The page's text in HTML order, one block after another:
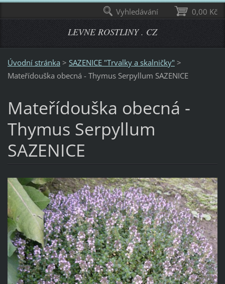
LEVNE ROSTLINY . CZ
Úvodní stránka > SAZENICE "Trvalky a skalničky" >
Mateřídouška obecná - Thymus Serpyllum SAZENICE
Mateřídouška obecná -
Thymus Serpyllum
SAZENICE
0,00 Kč
Vyhledávání